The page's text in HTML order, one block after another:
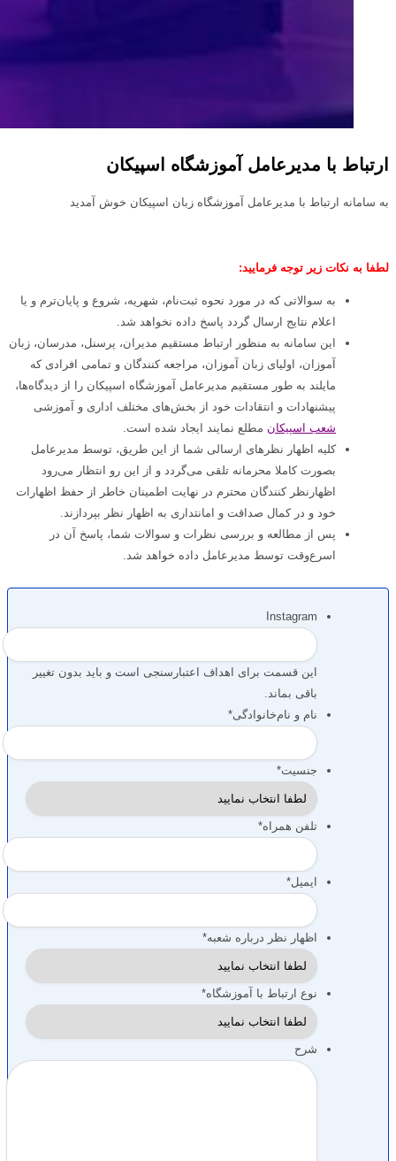
ارتباط با مدیرعامل آموزشگاه اسپیکان
به سامانه ارتباط با مدیرعامل آموزشگاه زبان اسپیکان خوش آمدید
لطفا به نکات زیر توجه فرمایید:
به سوالاتی که در مورد نحوه ثبت‌نام، شهریه، شروع و پایان‌ترم و یا
اعلام نتایج ارسال گردد پاسخ داده نخواهد شد.
این سامانه به منظور ارتباط مستقیم مدیران، پرسنل، مدرسان، زبان
آموزان، اولیای زبان آموزان، مراجعه کنندگان و تمامی افرادی که
مایلند به طور مستقیم مدیرعامل آموزشگاه اسپیکان را از دیدگاه‌ها،
پیشنهادات و انتقادات خود از بخش‌های مختلف اداری و آموزشی
شعب اسپیکان مطلع نمایند ایجاد شده است.
کلیه اظهار نظرهای ارسالی شما از این طریق، توسط مدیرعامل
بصورت کاملا محرمانه تلقی می‌گردد و از این رو انتظار می‌رود
اظهارنظر کنندگان محترم در نهایت اطمینان خاطر از حفظ اظهارات
خود و در کمال صداقت و امانتداری به اظهار نظر بپردازند.
پس از مطالعه و بررسی نظرات و سوالات شما، پاسخ آن در
اسرع‌وقت توسط مدیرعامل داده خواهد شد.
Instagram
این قسمت برای اهداف اعتبارسنجی است و باید بدون تغییر
باقی بماند.
نام و نام‌خانوادگی*
جنسیت*
تلفن همراه*
ایمیل*
اظهار نظر درباره شعبه*
نوع ارتباط با آموزشگاه*
شرح